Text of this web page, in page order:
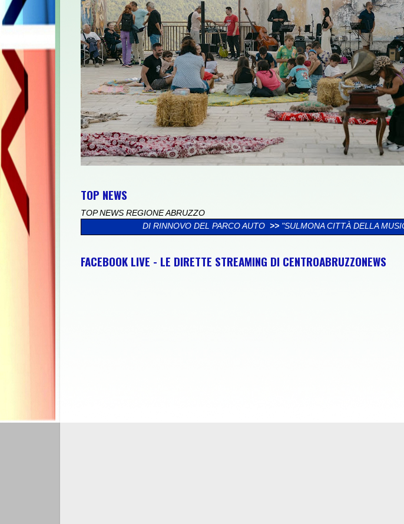
TOP NEWS
TOP NEWS REGIONE ABRUZZO
PROCESSO DI RINNOVO DEL PARCO AUTO >> "SULMONA CITTÀ DELLA MUSICA", SABATO 8
FACEBOOK LIVE - LE DIRETTE STREAMING DI CENTROABRUZZONEWS